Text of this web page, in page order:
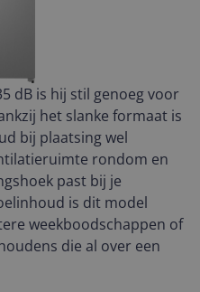
dB is hij stil genoeg voor
het slanke formaat is
bij plaatsing wel
rondom en
past bij je
is dit model
weekboodschappen of
die al over een